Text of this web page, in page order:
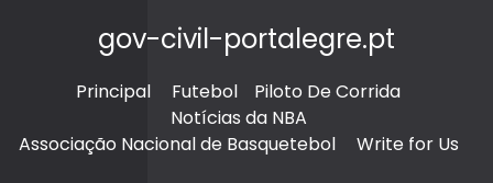
gov-civil-portalegre.pt
Principal Futebol
Piloto De Corrida
Notícias da NBA
Associação Nacional de Basquetebol
Write for Us